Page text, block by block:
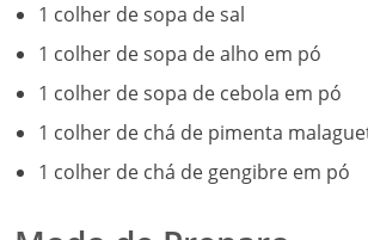
1 colher de sopa de sal
1 colher de sopa de alho em pó
1 colher de sopa de cebola em pó
1 colher de chá de pimenta
1 colher de chá de gengibre em pó